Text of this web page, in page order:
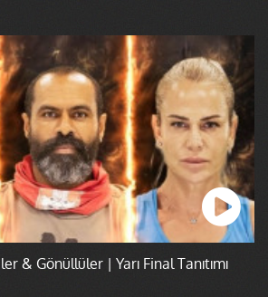
& Gönüllüler | Yarı Final Tanıtımı